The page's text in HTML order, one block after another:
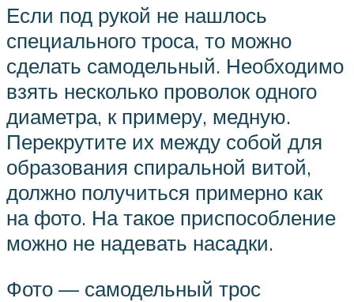
Если под рукой не нашлось
специального троса, то можно
сделать самодельный. Необходимо
взять несколько проволок одного
диаметра, к примеру, медную.
Перекрутите их между собой для
образования спиральной витой,
должно получиться примерно как
на фото. На такое приспособление
можно не надевать насадки.
Фото — самодельный трос